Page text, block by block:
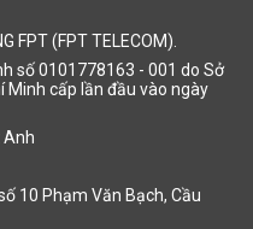
FPT (FPT TELECOM).
số 0101778163 - 001 do Sở
Minh cấp lần đầu vào ngày
Anh
10 Phạm Văn Bạch, Cầu